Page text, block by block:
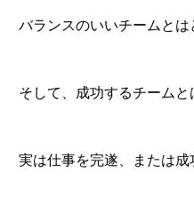
バランスのいいチームと
そして、成功するチーム
実は仕事を完遂、または